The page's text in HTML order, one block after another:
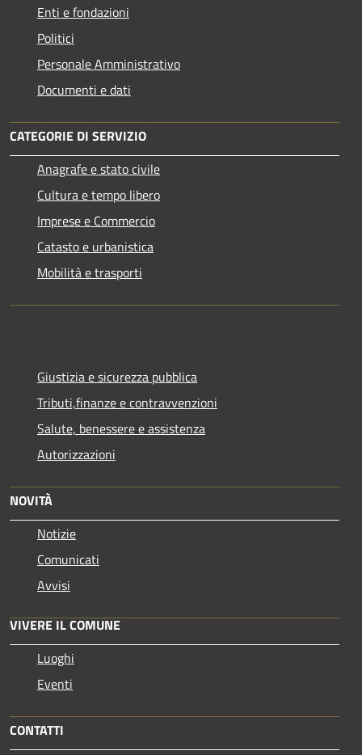
Enti e fondazioni
Politici
Personale Amministrativo
Documenti e dati
CATEGORIE DI SERVIZIO
Anagrafe e stato civile
Cultura e tempo libero
Imprese e Commercio
Catasto e urbanistica
Mobilità e trasporti
Giustizia e sicurezza pubblica
Tributi,finanze e contravvenzioni
Salute, benessere e assistenza
Autorizzazioni
NOVITÀ
Notizie
Comunicati
Avvisi
VIVERE IL COMUNE
Luoghi
Eventi
CONTATTI